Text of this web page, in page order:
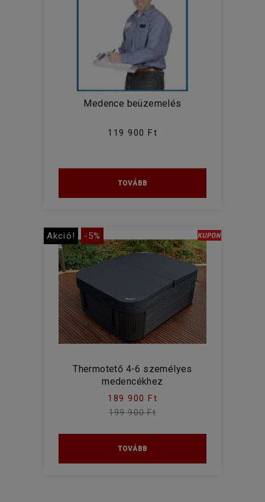
Medence beüzemelés
119 900 Ft
TOVÁBB
Akció! -5%
Thermotető 4-6 személyes
medencékhez
189 900 Ft
199 900 Ft
TOVÁBB